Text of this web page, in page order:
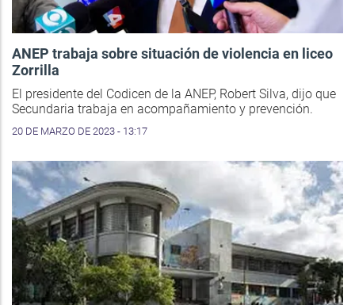
ANEP trabaja sobre situación de violencia en liceo
Zorrilla
El presidente del Codicen de la ANEP, Robert Silva, dijo que
Secundaria trabaja en acompañamiento y prevención.
20 DE MARZO DE 2023 - 13:17